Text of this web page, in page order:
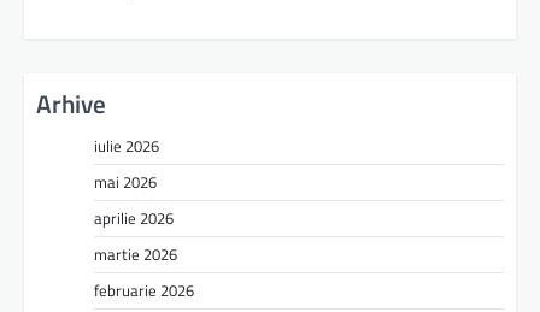
Arhive
iulie 2026
mai 2026
aprilie 2026
martie 2026
februarie 2026